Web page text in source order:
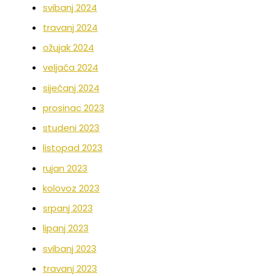
svibanj 2024
travanj 2024
ožujak 2024
veljača 2024
siječanj 2024
prosinac 2023
studeni 2023
listopad 2023
rujan 2023
kolovoz 2023
srpanj 2023
lipanj 2023
svibanj 2023
travanj 2023